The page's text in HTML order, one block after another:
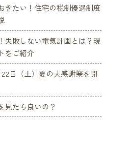
きたい！住宅の税制優遇制度
失敗しない電気計画とは？現
をご紹介
22日（土）夏の大感謝祭を開
見たら良いの？